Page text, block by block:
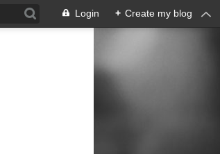
Login + Create my blog